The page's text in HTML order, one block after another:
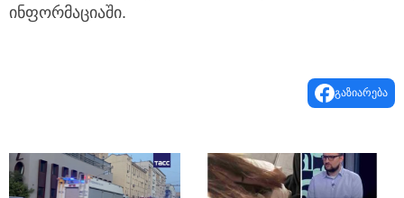
ინფორმაციაში.
გაზიარება